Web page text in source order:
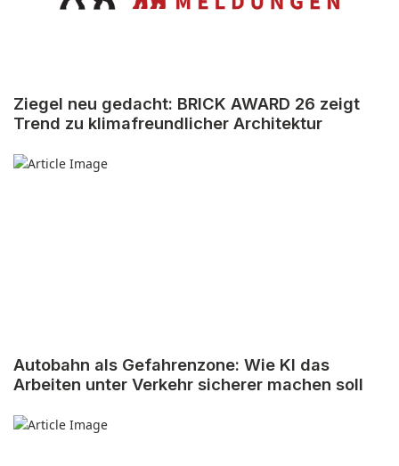
Ziegel neu gedacht: BRICK AWARD 26 zeigt
Trend zu klimafreundlicher Architektur
Autobahn als Gefahrenzone: Wie KI das
Arbeiten unter Verkehr sicherer machen soll